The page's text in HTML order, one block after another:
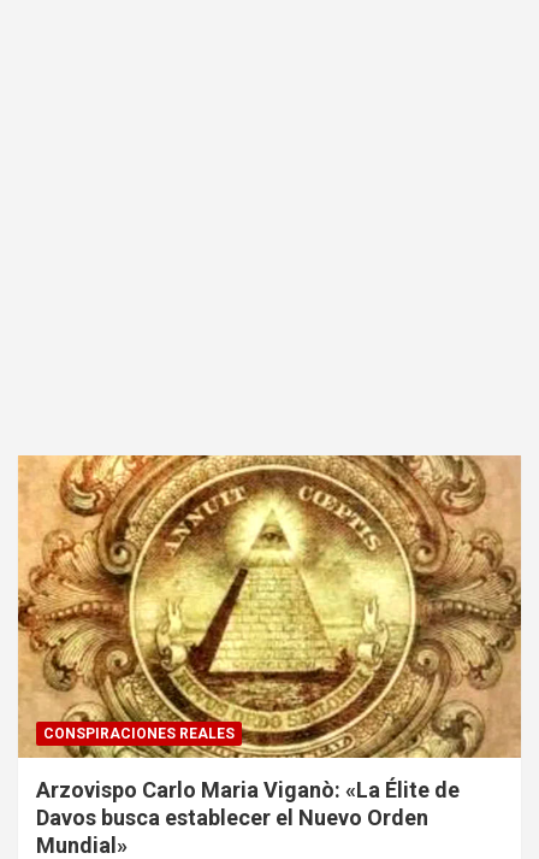
CONSPIRACIONES REALES
Arzovispo Carlo Maria Viganò: «La Élite de
Davos busca establecer el Nuevo Orden
Mundial»